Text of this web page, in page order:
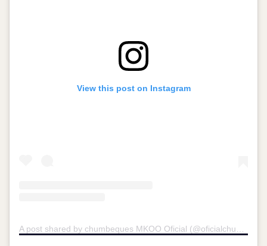
View this post on Instagram
A post shared by chumbeques MKOO Oficial (@oficialchumbequesmkoo)